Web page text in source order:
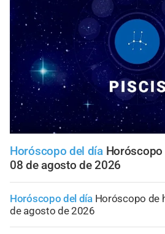
Horóscopo del día
08 de agosto de 2026
Horóscopo del día Horóscopo de
de agosto de 2026